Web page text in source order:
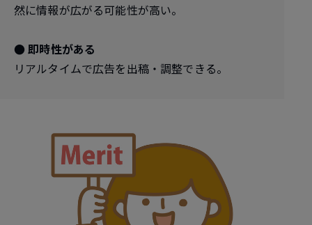
然に情報が広がる可能性が高い。
● 即時性がある
リアルタイムで広告を出稿・調整できる。